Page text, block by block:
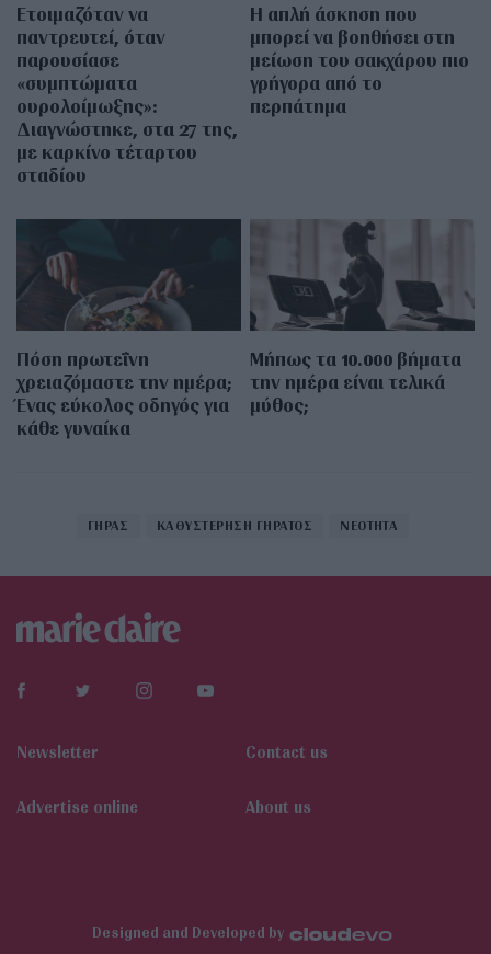
Ετοιμαζόταν να
παντρευτεί, όταν
παρουσίασε
«συμπτώματα
ουρολοίμωξης»:
Διαγνώστηκε, στα 27 της,
με καρκίνο τέταρτου
σταδίου
Η απλή άσκηση που
μπορεί να βοηθήσει στη
μείωση του σακχάρου πιο
γρήγορα από το
περπάτημα
Πόση πρωτεΐνη
χρειαζόμαστε την ημέρα;
Ένας εύκολος οδηγός για
κάθε γυναίκα
Μήπως τα 10.000 βήματα
την ημέρα είναι τελικά
μύθος;
ΓΗΡΑΣ ΚΑΘΥΣΤΕΡΗΣΗ ΓΗΡΑΤΟΣ ΝΕΟΤΗΤΑ
Newsletter Contact us
Αdvertise online About us
Designed and Developed by